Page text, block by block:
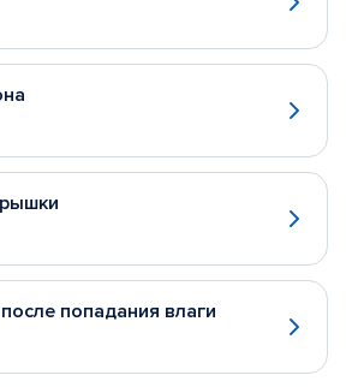
попадания влаги